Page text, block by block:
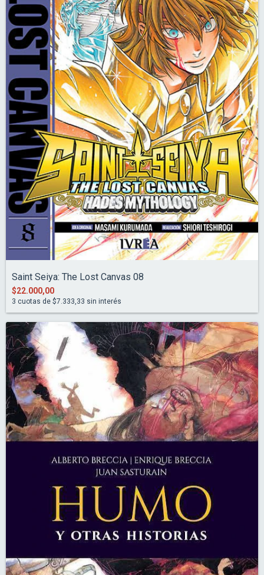
Saint Seiya: The Lost Canvas 08
$22.000,00
3 cuotas de $7.333,33 sin interés